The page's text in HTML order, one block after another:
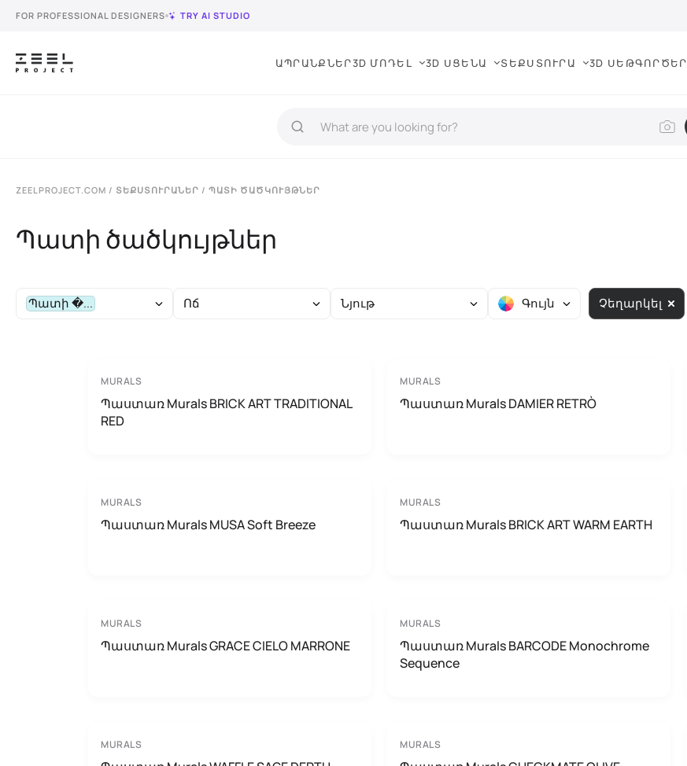
FOR PROFESSIONAL DESIGNERS TRY AI STUDIO
ԱՊՐԱՆՔՆԵՐ3D ՄՈԴԵԼ 3D ՍՑԵՆԱ ՏԵՔՍՏՈՒՐԱ 3D ՍԵԹԳՈՐԾԵՐ
ZEELPROJECT.COM / ՏԵՔՍՏՈՒՐԱՆԵՐ / ՊԱՏԻ ԾԱԾԿՈՒՅԹՆԵՐ
Պատի ծածկույթներ
Պատի �... Ոճ Նյութ Գույն Չեղարկել
MURALS
Պաստառ Murals BRICK ART TRADITIONAL
RED
MURALS
Պաստառ Murals DAMIER RETRÒ
MURALS
Պաստառ Murals MUSA Soft Breeze
MURALS
Պաստառ Murals BRICK ART WARM EARTH
MURALS
Պաստառ Murals GRACE CIELO MARRONE
MURALS
Պաստառ Murals BARCODE Monochrome
Sequence
MURALS MURALS